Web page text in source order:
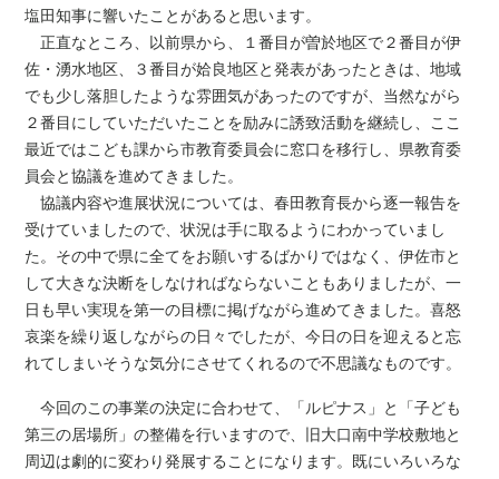
塩田知事に響いたことがあると思います。
正直なところ、以前県から、１番目が曽於地区で２番目が伊
佐・湧水地区、３番目が姶良地区と発表があったときは、地域
でも少し落胆したような雰囲気があったのですが、当然ながら
２番目にしていただいたことを励みに誘致活動を継続し、ここ
最近ではこども課から市教育委員会に窓口を移行し、県教育委
員会と協議を進めてきました。
協議内容や進展状況については、春田教育長から逐一報告を
受けていましたので、状況は手に取るようにわかっていまし
た。その中で県に全てをお願いするばかりではなく、伊佐市と
して大きな決断をしなければならないこともありましたが、一
日も早い実現を第一の目標に掲げながら進めてきました。喜怒
哀楽を繰り返しながらの日々でしたが、今日の日を迎えると忘
れてしまいそうな気分にさせてくれるので不思議なものです。
今回のこの事業の決定に合わせて、「ルピナス」と「子ども
第三の居場所」の整備を行いますので、旧大口南中学校敷地と
周辺は劇的に変わり発展することになります。既にいろいろな